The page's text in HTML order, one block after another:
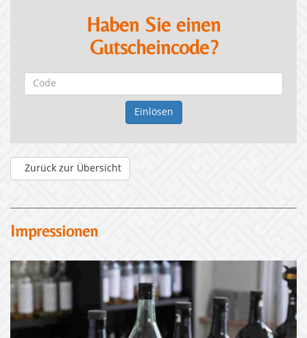
Haben Sie einen
Gutscheincode?
Zurück zur Übersicht
Impressionen